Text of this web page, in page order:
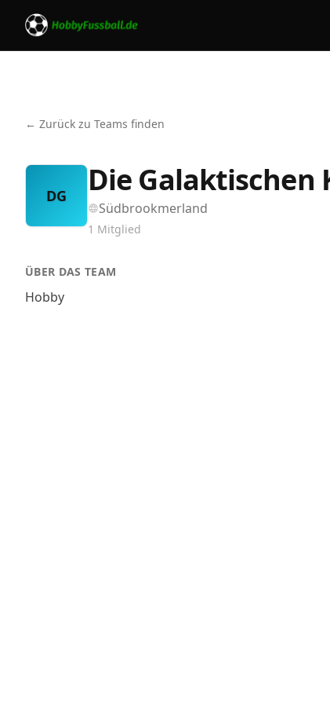
← Zurück zu Teams finden
DG Die Galaktischen
Südbrookmerland
1 Mitglied
ÜBER DAS TEAM
Hobby